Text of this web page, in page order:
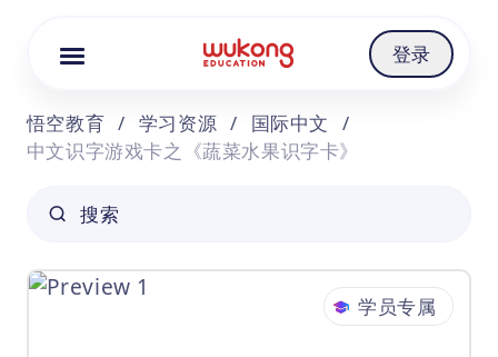
登录
悟空教育 / 学习资源 / 国际中文
/
中文识字游戏卡之《蔬菜水果识字卡》
搜索
学员专属